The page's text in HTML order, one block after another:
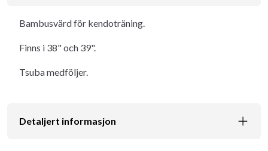
Bambusvärd för kendoträning.
Finns i 38" och 39".
Tsuba medföljer.
Detaljert informasjon